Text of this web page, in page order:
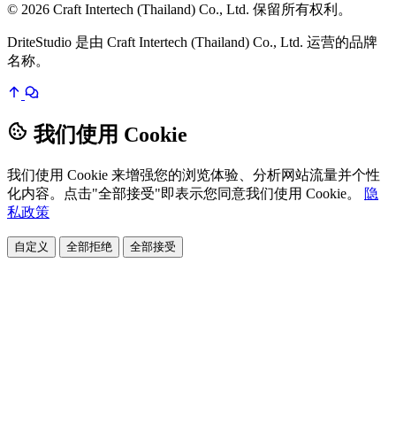
© 2026 Craft Intertech (Thailand) Co., Ltd. 保留所有权利。
DriteStudio 是由 Craft Intertech (Thailand) Co., Ltd. 运营的品牌
名称。
我们使用 Cookie
我们使用 Cookie 来增强您的浏览体验、分析网站流量并个性
化内容。点击"全部接受"即表示您同意我们使用 Cookie。
隐
私政策
自定义 全部拒绝 全部接受